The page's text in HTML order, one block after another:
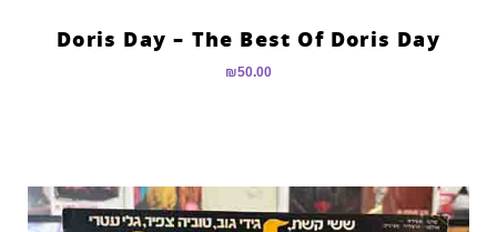
Doris Day – The Best Of Doris Day
₪50.00